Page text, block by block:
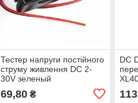
Тестер напруги постійного
струму живлення DC 2-
30V зеленый
69,80₴
DC